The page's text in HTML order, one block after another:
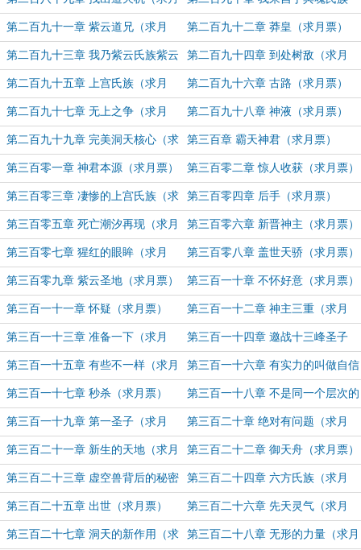
票） （求月票）
第二百九十一章 紫云道兄（求月
票）
第二百九十二章 莽皇（求月票）
第二百九十三章 我乃紫云氏族紫云
圣（求月票）
第二百九十四章 到处树敌（求月
票）
第二百九十五章 上宫氏族（求月
票）
第二百九十六章 古路（求月票）
第二百九十七章 无上之争（求月
票）
第二百九十八章 神液（求月票）
第二百九十九章 完美洞天核心（求
月票）
第三百章 霸天神君（求月票）
第三百零一章 神君本源（求月票） 第三百零二章 惊人收获（求月票）
第三百零三章 凄惨的上宫氏族（求
月票）
第三百零四章 后手（求月票）
第三百零五章 死亡潮汐再现（求月
票）
第三百零六章 新晋神主（求月票）
第三百零七章 猩红的眼眸（求月
票）
第三百零八章 盖世天骄（求月票）
第三百零九章 紫云圣地（求月票） 第三百一十章 不怀好意（求月票）
第三百一十一章 怀疑（求月票） 第三百一十二章 神主三重（求月
票）
第三百一十三章 准备一下（求月
票）
第三百一十四章 邀战十三峰圣子
（求月票）
第三百一十五章 有些不一样（求月
票）
第三百一十六章 有实力的叫做自信
（求月票）
第三百一十七章 秒杀（求月票） 第三百一十八章 不是同一个层次的
对手（求月票）
第三百一十九章 第一圣子（求月
票）
第三百二十章 绝对有问题（求月
票）
第三百二十一章 新生的天地（求月
票）
第三百二十二章 御天舟（求月票）
第三百二十三章 虚空兽背后的秘密
（求月票）
第三百二十四章 六方氏族（求月
票）
第三百二十五章 出世（求月票） 第三百二十六章 先天灵气（求月
票）
第三百二十七章 洞天的新作用（求 第三百二十八章 无形的力量（求月